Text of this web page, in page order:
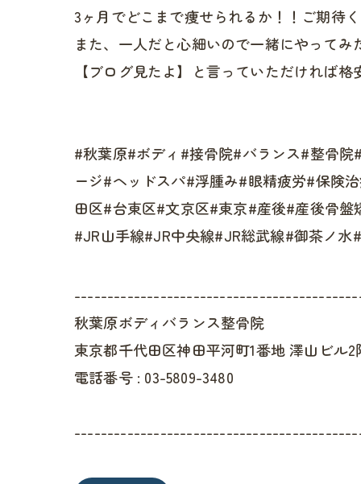
3ヶ月でどこまで痩せられるか！！ご期待く
また、一人だと心細いので一緒にやってみ
【ブログ見たよ】と言っていただければ
#秋葉原#ボディ#接骨院#バランス#整骨
ージ#ヘッドスパ#浮腫み#眼精疲労#保険
田区#台東区#文京区#東京#産後#産後骨
#JR山手線#JR中央線#JR総武線#御茶ノ
秋葉原ボディバランス整骨院
東京都千代田区神田平河町1番地 澤山ビル2
電話番号 : 03-5809-3480